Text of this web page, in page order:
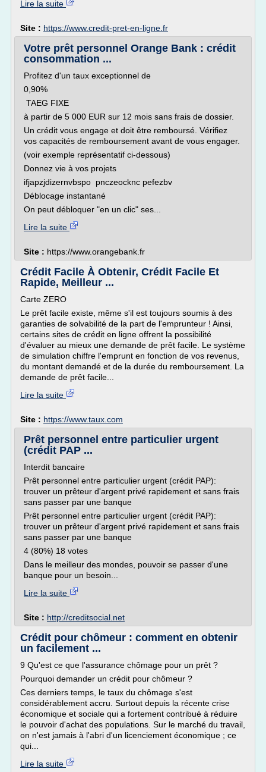
Lire la suite
Site : https://www.credit-pret-en-ligne.fr
Votre prêt personnel Orange Bank : crédit
consommation ...
Profitez d'un taux exceptionnel de
0,90%
TAEG FIXE
à partir de 5 000 EUR sur 12 mois sans frais de dossier.
Un crédit vous engage et doit être remboursé. Vérifiez
vos capacités de remboursement avant de vous engager.
(voir exemple représentatif ci-dessous)
Donnez vie à vos projets
ifjapzjdizernvbspo pnczeocknc pefezbv
Déblocage instantané
On peut débloquer "en un clic" ses...
Lire la suite
Site : https://www.orangebank.fr
Crédit Facile À Obtenir, Crédit Facile Et
Rapide, Meilleur ...
Carte ZERO
Le prêt facile existe, même s'il est toujours soumis à des
garanties de solvabilité de la part de l'emprunteur ! Ainsi,
certains sites de crédit en ligne offrent la possibilité
d'évaluer au mieux une demande de prêt facile. Le système
de simulation chiffre l'emprunt en fonction de vos revenus,
du montant demandé et de la durée du remboursement. La
demande de prêt facile...
Lire la suite
Site : https://www.taux.com
Prêt personnel entre particulier urgent
(crédit PAP ...
Interdit bancaire
Prêt personnel entre particulier urgent (crédit PAP):
trouver un prêteur d'argent privé rapidement et sans frais
sans passer par une banque
Prêt personnel entre particulier urgent (crédit PAP):
trouver un prêteur d'argent privé rapidement et sans frais
sans passer par une banque
4 (80%) 18 votes
Dans le meilleur des mondes, pouvoir se passer d'une
banque pour un besoin...
Lire la suite
Site : http://creditsocial.net
Crédit pour chômeur : comment en obtenir
un facilement ...
9 Qu'est ce que l'assurance chômage pour un prêt ?
Pourquoi demander un crédit pour chômeur ?
Ces derniers temps, le taux du chômage s'est
considérablement accru. Surtout depuis la récente crise
économique et sociale qui a fortement contribué à réduire
le pouvoir d'achat des populations. Sur le marché du travail,
on n'est jamais à l'abri d'un licenciement économique ; ce
qui...
Lire la suite